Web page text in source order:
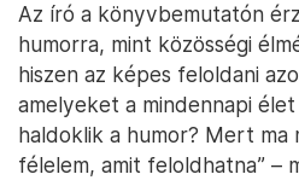
Az író a könyvbemutatón
humorra, mint közösségi
hiszen az képes feloldani
amelyeket a mindennapi
haldoklik a humor? Mert ma
félelem, amit feloldhatna” –